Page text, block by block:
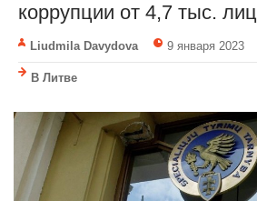
коррупции от 4,7 тыс. лиц
Liudmila Davydova 9 января 2023
В Литве